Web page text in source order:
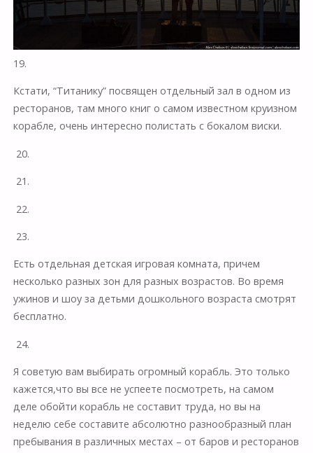
19.
Кстати, “Титанику” посвящен отдельный зал в одном из
ресторанов, там много книг о самом известном круизном
корабле, очень интересно полистать с бокалом виски.
20.
21.
22.
23.
Есть отдельная детская игровая комната, причем
несколько разных зон для разных возрастов. Во время
ужинов и шоу за детьми дошкольного возраста смотрят
бесплатно.
24.
Я советую вам выбирать огромный корабль. Это только
кажется,что вы все не успеете посмотреть, на самом
деле обойти корабль не составит труда, но вы на
неделю себе составите абсолютно разнообразный план
пребывания в различных местах – от баров и ресторанов